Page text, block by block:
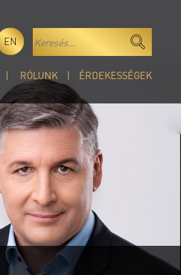
EN
RÓLUNK ÉRDEKESSÉGEK